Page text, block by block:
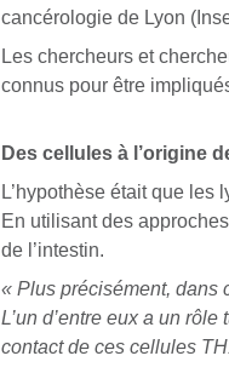
cancérologie de Lyon
Les chercheurs et
connus pour être
Des cellules à l’origine
L’hypothèse était que
En utilisant des
de l’intestin.
« Plus précisément, dans
L’un d’entre eux a un
contact de ces cellules